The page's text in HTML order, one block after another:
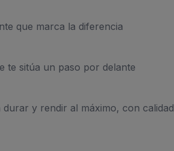
que marca la diferencia
te sitúa un paso por delante
y rendir al máximo, con calidad